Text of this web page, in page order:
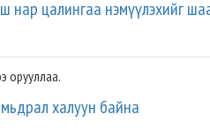
нар цалингаа нэмүүлэхийг
орууллаа.
халуун байна